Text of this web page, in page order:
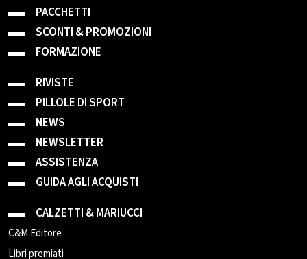
PACCHETTI
SCONTI & PROMOZIONI
FORMAZIONE
RIVISTE
PILLOLE DI SPORT
NEWS
NEWSLETTER
ASSISTENZA
GUIDA AGLI ACQUISTI
CALZETTI & MARIUCCI
C&M Editore
Libri premiati